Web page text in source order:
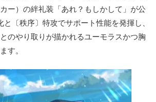
ー）の絆礼装「あれ？もしかして」が公
と〔秩序〕特攻でサポート性能を発揮し、
のやり取りが描かれるユーモラスかつ胸
す。